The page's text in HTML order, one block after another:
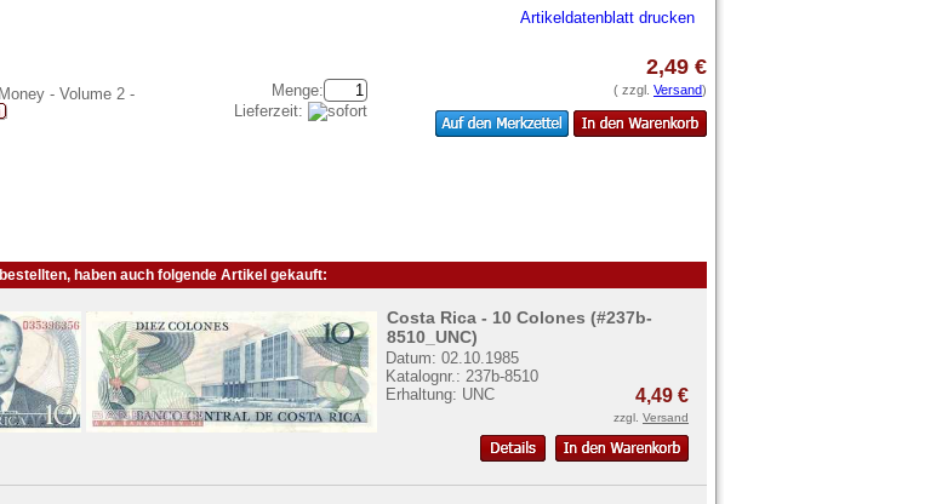
- Volume 2 -
Artikeldatenblatt drucken
Menge:
Lieferzeit:
2,49 €
( zzgl. Versand)
haben auch folgende Artikel gekauft:
Costa Rica - 10 Colones (#237b-
8510_UNC)
Datum: 02.10.1985
Katalognr.: 237b-8510
Erhaltung: UNC
4,49 €
zzgl. Versand